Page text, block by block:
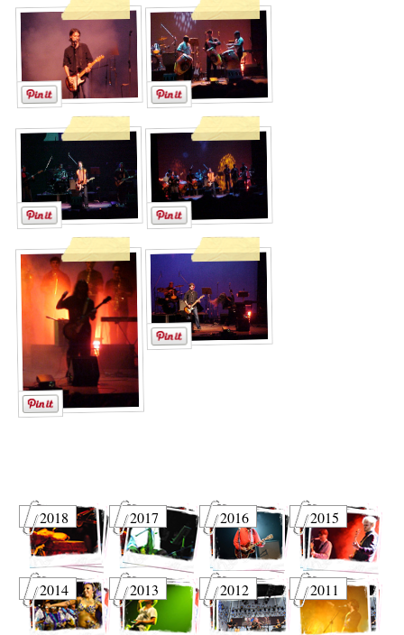
2018 2017 2016 2015
2014 2013 2012 2011